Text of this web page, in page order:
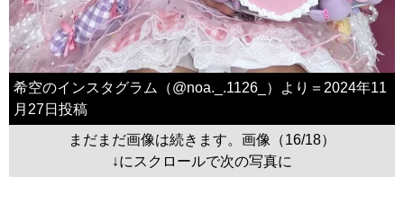
希空のインスタグラム（@noa._.1126_）より＝2024年11
月27日投稿
まだまだ画像は続きます。画像（16/18）
↓にスクロールで次の写真に